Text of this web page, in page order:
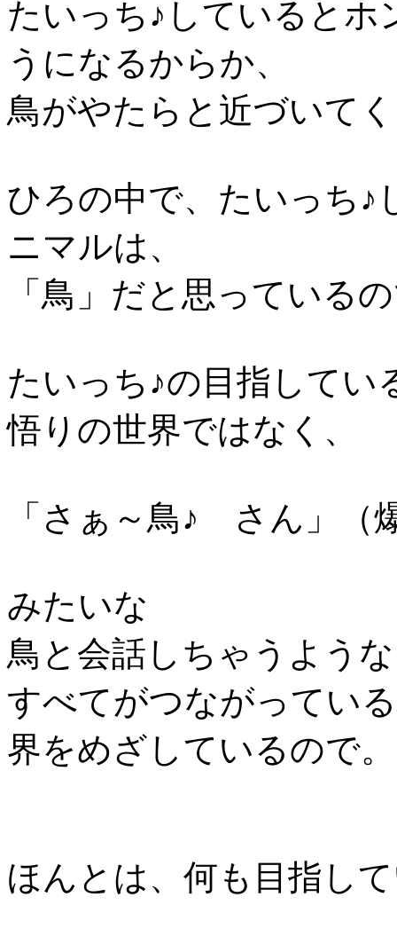
たいっち♪しているとホ
うになるからか、
鳥がやたらと近づいて
ひろの中で、たいっち♪
ニマルは、
「鳥」だと思っている
たいっち♪の目指してい
悟りの世界ではなく、
「さぁ～鳥♪ さん」（
みたいな
鳥と会話しちゃうような
すべてがつながってい
界をめざしているので
ほんとは、何も目指し